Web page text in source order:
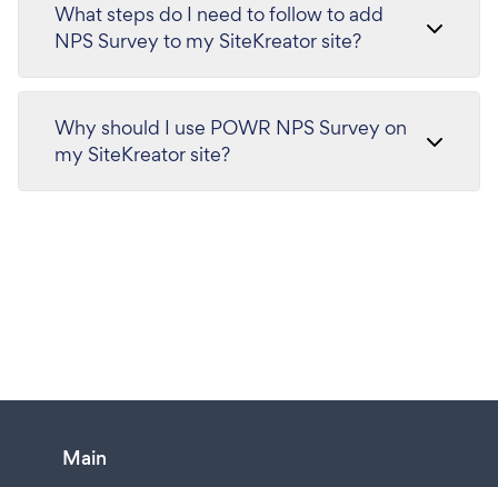
What steps do I need to follow to add
NPS Survey to my SiteKreator site?
Why should I use POWR NPS Survey on
my SiteKreator site?
Main